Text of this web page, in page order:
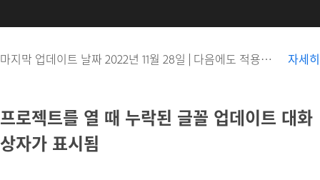
마지막 업데이트 날짜2022년 11월 28일 | 다음에도 적용됨 Captivate 자세히
프로젝트를 열 때 누락된 글꼴 업데이트 대화
상자가 표시됨